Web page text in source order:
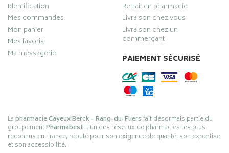
Identification
Mes commandes
Mon panier
Mes favoris
Ma messagerie
Retrait en pharmacie
Livraison chez vous
Livraison chez un
commerçant
PAIEMENT SÉCURISÉ
Lapharmacie Cayeux Berck – Rang-du-Fliersfait désormais partie du
groupementPharmabest, l’un des réseaux de pharmacies les plus
reconnus en France, réputé pour son exigence de qualité, son expertise
et son accessibilité.